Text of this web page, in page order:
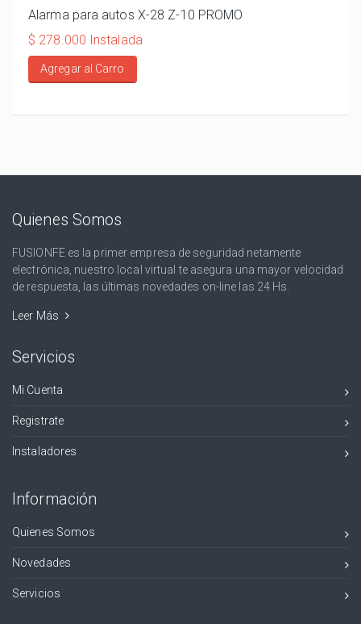
Alarma para autos X-28 Z-10 PROMO
$ 278.000 Instalada
Agregar al Carro
Quienes Somos
FUSIONFE es la primer empresa de seguridad netamente
electrónica, nuestro local virtual te asegura una mayor velocidad
de respuesta, las últimas novedades on-line las 24 Hs.
Leer Más
Servicios
Mi Cuenta
Registrate
Instaladores
Información
Quienes Somos
Novedades
Servicios